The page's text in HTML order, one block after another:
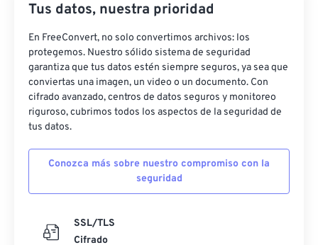
Tus datos, nuestra prioridad
En FreeConvert, no solo convertimos archivos: los
protegemos. Nuestro sólido sistema de seguridad
garantiza que tus datos estén siempre seguros, ya sea que
conviertas una imagen, un video o un documento. Con
cifrado avanzado, centros de datos seguros y monitoreo
riguroso, cubrimos todos los aspectos de la seguridad de
tus datos.
Conozca más sobre nuestro compromiso con la
seguridad
SSL/TLS
Cifrado